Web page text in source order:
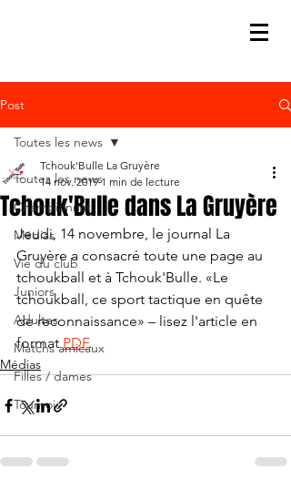
Post
Toutes les news
Championnat
Médias
Vie du club
Juniors
Adultes
Matchs amicaux
Filles / dames
Tournois
Toutes les news
Tchouk'Bulle dans La Gruyère
Tchouk'Bulle La Gruyère
14 nov. 2019 1 min de lecture
Jeudi, 14 novembre, le journal La
Gruyère a consacré toute une page au
tchoukball et à Tchouk'Bulle. «Le
tchoukball, ce sport tactique en quête
de reconnaissance» – lisez l'article en
format PDF.
Médias